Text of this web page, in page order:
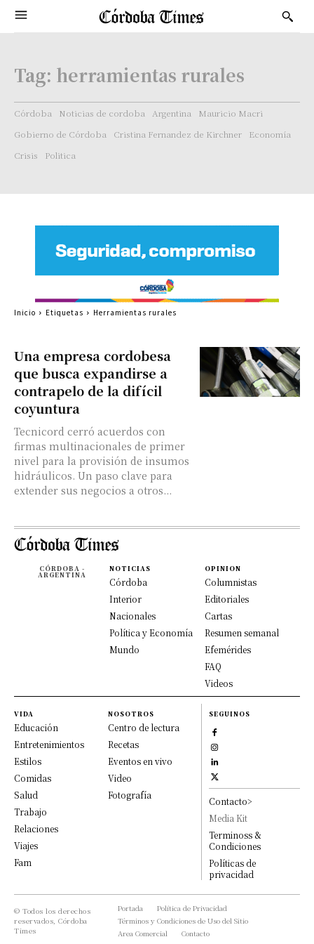
Tag: herramientas rurales
Córdoba Noticias de cordoba Argentina
Mauricio Macri
Gobierno de Córdoba
Cristina Fernandez de Kirchner
Economía
Crisis
Politica
Una empresa cordobesa
que busca expandirse a
contrapelo de la difícil
coyuntura
Tecnicord cerró acuerdos con
firmas multinacionales de primer
nivel para la provisión de insumos
hidráulicos. Un paso clave para
extender sus negocios a otros...
Inicio Etiquetas Herramientas rurales
CÓRDOBA -
ARGENTINA
NOTICIAS
Córdoba
Interior
Nacionales
Política y Economía
Mundo
OPINION
Columnistas
Editoriales
Cartas
Resumen semanal
Efemérides
FAQ
Videos
VIDA
Educación
Entretenimientos
Estilos
Comidas
Salud
Trabajo
Relaciones
Viajes
Fam
NOSOTROS
Centro de lectura
Recetas
Eventos en vivo
Video
Fotografía
SEGUINOS
Contacto>
Media Kit
Terminoss &
Condiciones
Políticas de
privacidad
© Todos los derechos
reservados, Córdoba
Times
Portada
Política de Privacidad
Términos y Condiciones de Uso del Sitio
Area Comercial
Contacto